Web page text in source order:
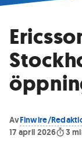
AvFinwire/
17 april 2026
3